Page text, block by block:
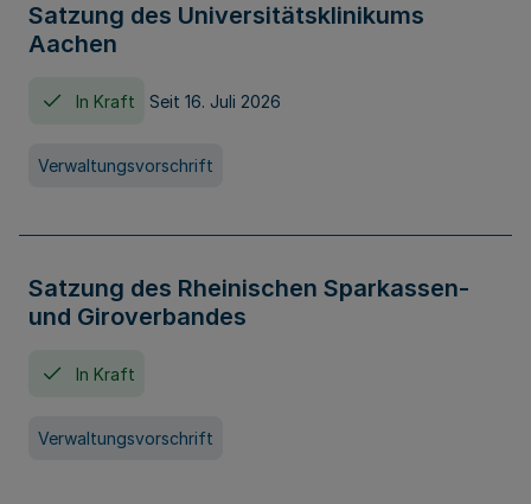
Satzung des Universitätsklinikums
Aachen
In Kraft Seit 16. Juli 2026
Verwaltungsvorschrift
Satzung des Rheinischen Sparkassen-
und Giroverbandes
In Kraft
Verwaltungsvorschrift